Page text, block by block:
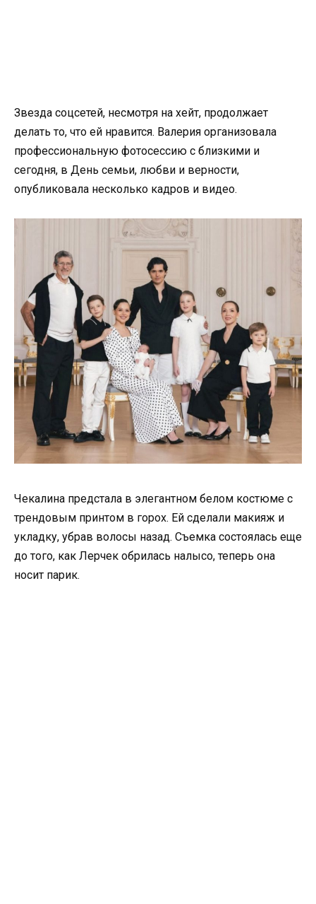
Звезда соцсетей, несмотря на хейт, продолжает
делать то, что ей нравится. Валерия организовала
профессиональную фотосессию с близкими и
сегодня, в День семьи, любви и верности,
опубликовала несколько кадров и видео.
Чекалина предстала в элегантном белом костюме с
трендовым принтом в горох. Ей сделали макияж и
укладку, убрав волосы назад. Съемка состоялась еще
до того, как Лерчек обрилась налысо, теперь она
носит парик.